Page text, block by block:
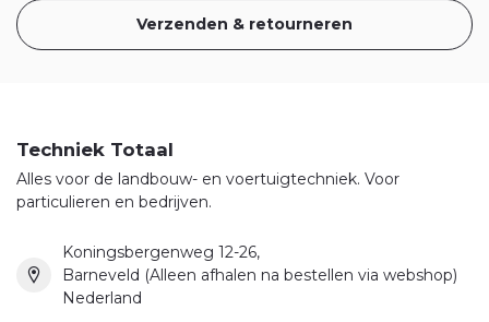
Verzenden & retourneren
Techniek Totaal
Alles voor de landbouw- en voertuigtechniek. Voor
particulieren en bedrijven.
Koningsbergenweg 12-26,
Barneveld (Alleen afhalen na bestellen via webshop)
Nederland